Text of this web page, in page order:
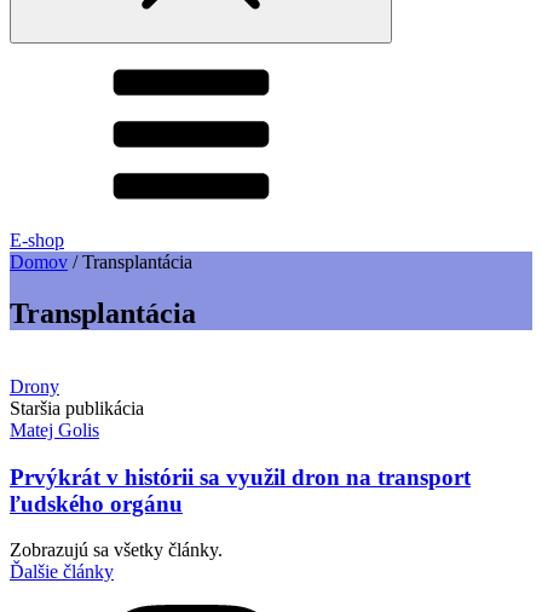
E-shop
Domov /Transplantácia
Transplantácia
Drony
Staršia publikácia
Matej Golis
Prvýkrát v histórii sa využil dron na transport
ľudského orgánu
Zobrazujú sa všetky články.
Ďalšie články